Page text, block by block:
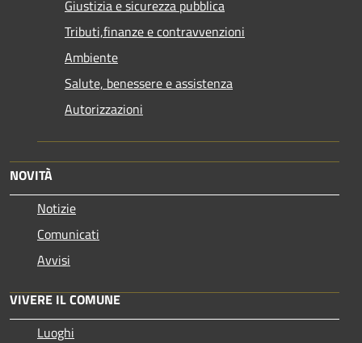
Giustizia e sicurezza pubblica
Tributi,finanze e contravvenzioni
Ambiente
Salute, benessere e assistenza
Autorizzazioni
NOVITÀ
Notizie
Comunicati
Avvisi
VIVERE IL COMUNE
Luoghi